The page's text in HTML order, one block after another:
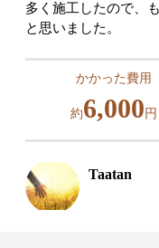
多く施工したので、
と思いました。
かかった費用
約6,000 円
Taatan